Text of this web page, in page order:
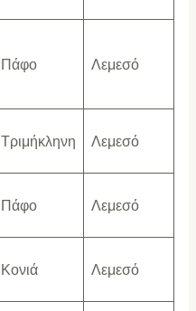
Πάφο Λεμεσό
Τριμήκληνη Λεμεσό
Πάφο Λεμεσό
Κονιά Λεμεσό